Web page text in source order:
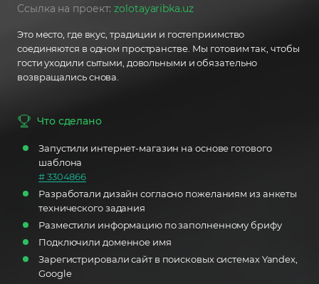
Ссылка на проект: zolotayaribka.uz
Это место, где вкус, традиции и гостеприимство
соединяются в одном пространстве. Мы готовим так, чтобы
гости уходили сытыми, довольными и обязательно
возвращались снова.
Что сделано
Запустили интернет-магазин на основе готового
шаблона
# 3304866
Разработали дизайн согласно пожеланиям из анкеты
технического задания
Разместили информацию по заполненному брифу
Подключили доменное имя
Зарегистрировали сайт в поисковых системах Yandex,
Google